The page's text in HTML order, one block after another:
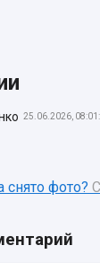
25.06.2026,
снято фото?